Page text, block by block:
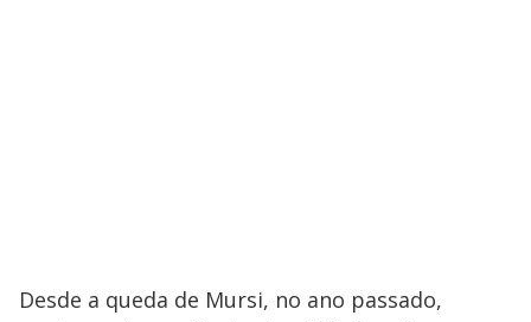
Desde a queda de Mursi, no ano passado,